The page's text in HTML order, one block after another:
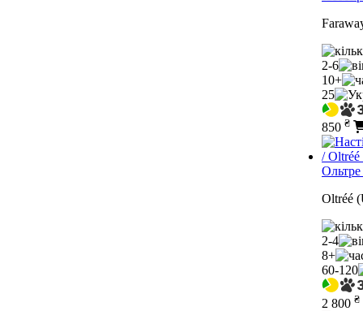
2-6
10+
25
850 ₴
Oltréé
2-4
8+
60-120
2 800 ₴